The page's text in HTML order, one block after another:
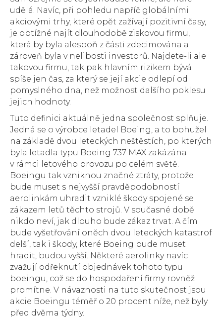
udělá. Navíc, při pohledu napříč globálními
akciovými trhy, které opět zažívají pozitivní časy,
je obtížné najít dlouhodobě ziskovou firmu,
která by byla alespoň z části zdecimována a
zároveň byla v nelibosti investorů. Najdete-li ale
takovou firmu, tak pak hlavním rizikem bývá
spíše jen čas, za který se její akcie odlepí od
pomyslného dna, než možnost dalšího poklesu
jejich hodnoty.
Tuto definici aktuálně jedna společnost splňuje.
Jedná se o výrobce letadel Boeing, a to bohužel
na základě dvou leteckých neštěstích, po kterých
byla letadla typu Boeing 737 MAX zakázána
v rámci letového provozu po celém světě.
Boeingu tak vzniknou značné ztráty, protože
bude muset s nejvyšší pravděpodobností
aerolinkám uhradit vzniklé škody spojené se
zákazem letů těchto strojů. V současné době
nikdo neví, jak dlouho bude zákaz trvat. A čím
bude vyšetřování oněch dvou leteckých katastrof
delší, tak i škody, které Boeing bude muset
hradit, budou vyšší. Některé aerolinky navíc
zvažují odřeknutí objednávek tohoto typu
boeingu, což se do hospodaření firmy rovněž
promítne. V návaznosti na tuto skutečnost jsou
akcie Boeingu téměř o 20 procent níže, než byly
před dvěma týdny.